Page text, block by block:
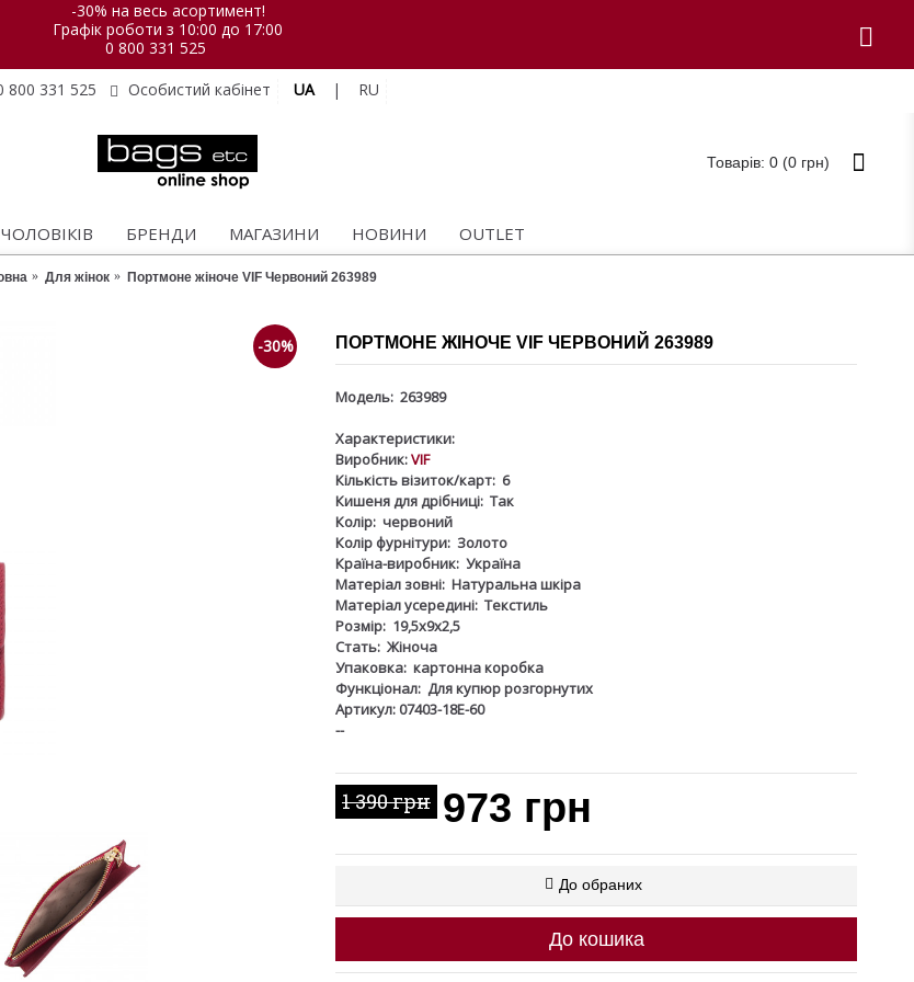
-30% на весь асортимент!
Графік роботи з 10:00 до 17:00
0 800 331 525
800 331 525
Особистий кабінет UA | RU
Товарів: 0 (0 грн)
БРЕНДИ МАГАЗИНИ НОВИНИ OUTLET
Для жінок Портмоне жіноче VIF Червоний 263989
-30% ПОРТМОНЕ ЖІНОЧЕ VIF ЧЕРВОНИЙ 263989
Модель: 263989
Характеристики:
Виробник:VIF
Кількість візиток/карт: 6
Кишеня для дрібниці: Так
Колір: червоний
Колір фурнітури: Золото
Країна-виробник: Україна
Матеріал зовні: Натуральна шкіра
Матеріал усередині: Текстиль
Розмір: 19,5х9х2,5
Стать: Жіноча
Упаковка: картонна коробка
Функціонал: Для купюр розгорнутих
Артикул: 07403-18Е-60
--
1 390 грн 973 грн
До обраних
До кошика